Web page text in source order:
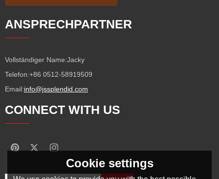
ANSPRECHPARTNER
Vollständiger Name:Jacky
Telefon:+86 0512-58919509
Email:info@jssplendid.com
CONNECT WITH US
Cookie settings